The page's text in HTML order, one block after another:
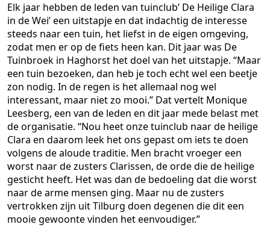
Elk jaar hebben de leden van tuinclub’ De Heilige Clara
in de Wei’ een uitstapje en dat indachtig de interesse
steeds naar een tuin, het liefst in de eigen omgeving,
zodat men er op de fiets heen kan. Dit jaar was De
Tuinbroek in Haghorst het doel van het uitstapje. “Maar
een tuin bezoeken, dan heb je toch echt wel een beetje
zon nodig. In de regen is het allemaal nog wel
interessant, maar niet zo mooi.” Dat vertelt Monique
Leesberg, een van de leden en dit jaar mede belast met
de organisatie. “Nou heet onze tuinclub naar de heilige
Clara en daarom leek het ons gepast om iets te doen
volgens de aloude traditie. Men bracht vroeger een
worst naar de zusters Clarissen, de orde die de heilige
gesticht heeft. Het was dan de bedoeling dat die worst
naar de arme mensen ging. Maar nu de zusters
vertrokken zijn uit Tilburg doen degenen die dit een
mooie gewoonte vinden het eenvoudiger.”